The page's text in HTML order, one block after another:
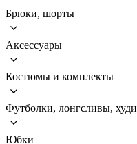
Брюки, шорты
Аксессуары
Костюмы и комплекты
Футболки, лонгсливы, худи
Юбки